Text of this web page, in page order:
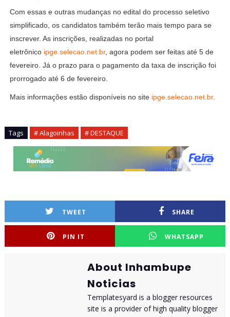
Com essas e outras mudanças no edital do processo seletivo
simplificado, os candidatos também terão mais tempo para se
inscrever. As inscrições, realizadas no portal
eletrônico ipge.selecao.net.br, agora podem ser feitas até 5 de
fevereiro. Já o prazo para o pagamento da taxa de inscrição foi
prorrogado até 6 de fevereiro.
Mais informações estão disponíveis no site ipge.selecao.net.br.
Tags # Alagoinhas # DESTAQUE
TWEET SHARE
PIN IT WHATSAPP
About Inhambupe
Noticias
Templatesyard is a blogger resources
site is a provider of high quality blogger